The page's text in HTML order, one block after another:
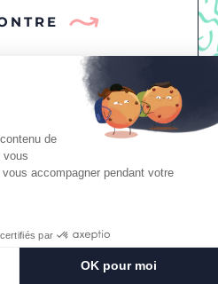
!
!
- 49300
de
vous
accompagner pendant votre
par
OK pour moi